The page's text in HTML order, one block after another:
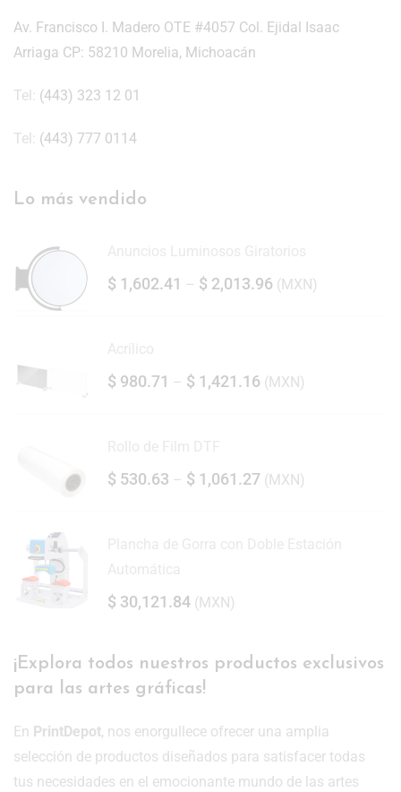
Av. Francisco I. Madero OTE #4057 Col. Ejidal Isaac
Arriaga CP: 58210 Morelia, Michoacán
Tel: (443) 323 12 01
Tel: (443) 777 0114
Lo más vendido
$ 1,602.41 – $ 2,013.96 ( MXN )
$ 980.71 – $ 1,421.16 ( MXN )
$ 530.63 – $ 1,061.27 ( MXN )
$ 30,121.84 ( MXN )
¡Explora todos nuestros productos exclusivos
para las artes gráficas!
En PrintDepot, nos enorgullece ofrecer una amplia
selección de productos diseñados para satisfacer todas
tus necesidades en el emocionante mundo de las artes